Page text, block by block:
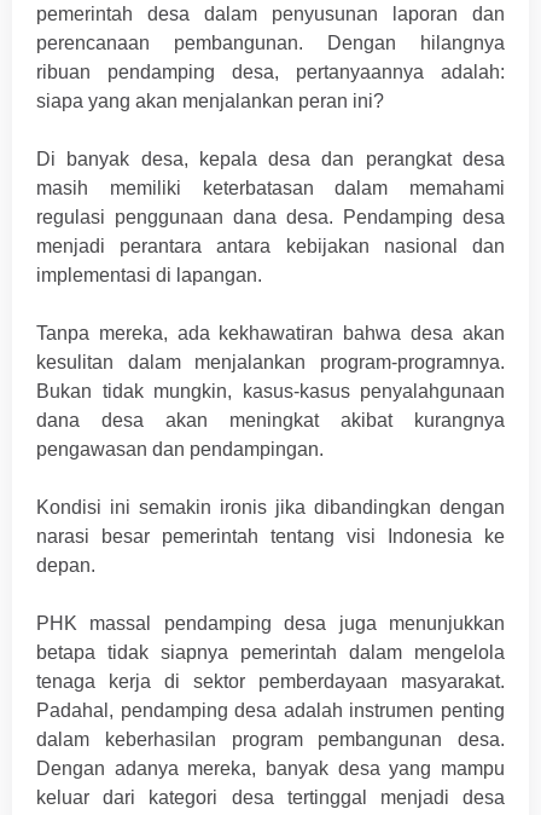
pemerintah desa dalam penyusunan laporan dan
perencanaan pembangunan. Dengan hilangnya
ribuan pendamping desa, pertanyaannya adalah:
siapa yang akan menjalankan peran ini?
Di banyak desa, kepala desa dan perangkat desa
masih memiliki keterbatasan dalam memahami
regulasi penggunaan dana desa. Pendamping desa
menjadi perantara antara kebijakan nasional dan
implementasi di lapangan.
Tanpa mereka, ada kekhawatiran bahwa desa akan
kesulitan dalam menjalankan program-programnya.
Bukan tidak mungkin, kasus-kasus penyalahgunaan
dana desa akan meningkat akibat kurangnya
pengawasan dan pendampingan.
Kondisi ini semakin ironis jika dibandingkan dengan
narasi besar pemerintah tentang visi Indonesia ke
depan.
PHK massal pendamping desa juga menunjukkan
betapa tidak siapnya pemerintah dalam mengelola
tenaga kerja di sektor pemberdayaan masyarakat.
Padahal, pendamping desa adalah instrumen penting
dalam keberhasilan program pembangunan desa.
Dengan adanya mereka, banyak desa yang mampu
keluar dari kategori desa tertinggal menjadi desa